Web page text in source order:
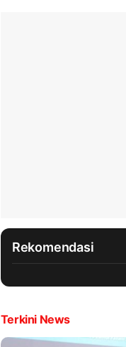
Rekomendasi
Terkini News